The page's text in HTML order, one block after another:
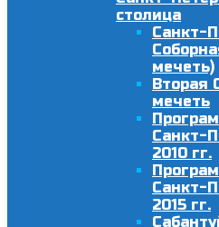
столица
Санкт-
мечеть)
Вторая
мечеть
Санкт-
2010 гг.
Санкт-
2015 гг.